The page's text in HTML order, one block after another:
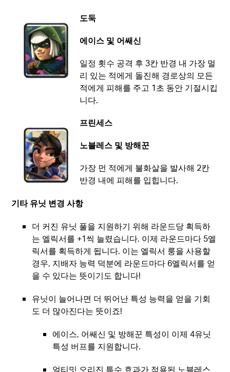
도둑
에이스 및 어쌔신
일정 횟수 공격 후 3칸 반경 내 가장 멀
리 있는 적에게 돌진해 경로상의 모든
적에게 피해를 주고 1초 동안 기절시킵
니다.
프린세스
노블레스 및 방해꾼
가장 먼 적에게 불화살을 발사해 2칸
반경 내에 피해를 입힙니다.
기타 유닛 변경 사항
더 커진 유닛 풀을 지원하기 위해 라운드당 획득하
는 엘릭서를 +1씩 늘렸습니다. 이제 라운드마다 5엘
릭서를 획득하게 됩니다. 이는 엘릭서 룽을 사용할
경우, 지배자 능력 덕분에 라운드마다 6엘릭서를 얻
을 수 있다는 뜻이기도 합니다!
유닛이 늘어나면 더 뛰어난 특성 능력을 얻을 기회
도 더 많아진다는 뜻이죠!
에이스, 어쌔신 및 방해꾼 특성이 이제 4유닛
특성 버프를 지원합니다.
얼티밋 오리진 특수 효과가 적용된 노블레스